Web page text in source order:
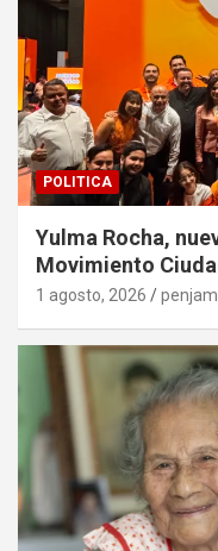
POLITICA
Yulma Rocha,
Movimiento
1 agosto, 2026